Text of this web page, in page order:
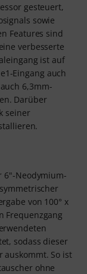
gesteuert,
sowie
Features sind
verbesserte
ist auf
Eingang auch
6,3mm-
Darüber
seiner
6"-Neodymium-
von 100° x
Frequenzgang
sodass dieser
auskommt. So ist
ohne